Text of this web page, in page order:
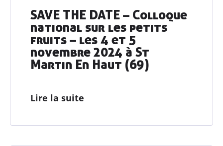
SAVE THE DATE – Colloque
national sur les petits
fruits – les 4 et 5
novembre 2024 à St
Martin En Haut (69)
Lire la suite